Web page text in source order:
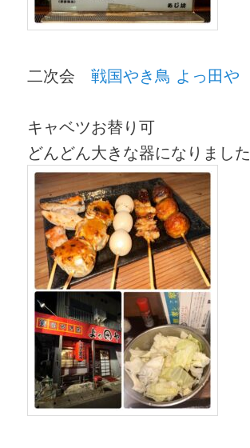
二次会戦国やき鳥 よっ田や
キャベツお替り可
どんどん大きな器になりました